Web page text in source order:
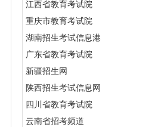
江西省教育考试院
重庆市教育考试院
湖南招生考试信息港
广东省教育考试院
新疆招生网
陕西招生考试信息网
四川省教育考试院
云南省招考频道